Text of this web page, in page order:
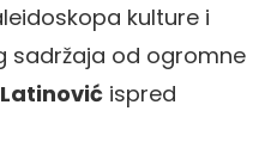
kulture i
sadržaja od ogromne
ispred